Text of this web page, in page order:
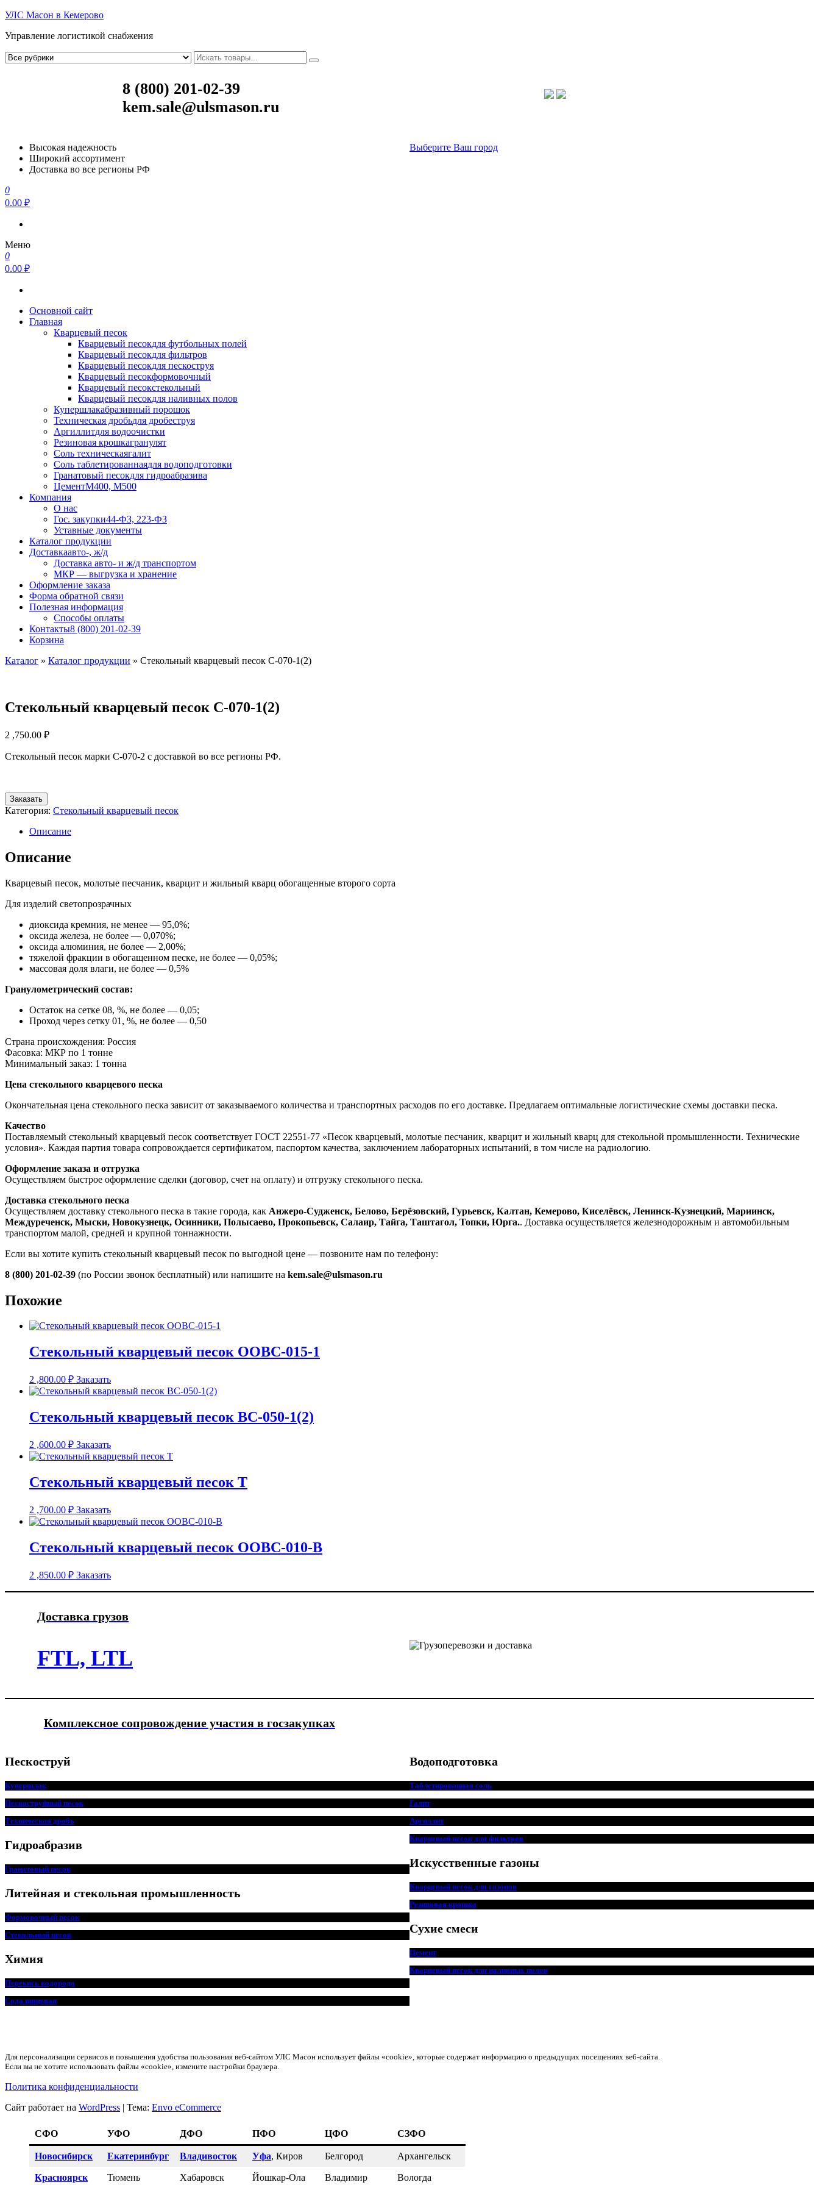
УЛС Масон в Кемерово
Управление логистикой снабжения
8 (800) 201-02-39
kem.sale@ulsmason.ru
Высокая надежность
Широкий ассортимент
Доставка во все регионы РФ
Выберите Ваш город
0
0.00 ₽
Меню
0
0.00 ₽
Основной сайт
Главная
Кварцевый песок
Кварцевый песокдля футбольных полей
Кварцевый песокдля фильтров
Кварцевый песокдля пескоструя
Кварцевый песокформовочный
Кварцевый песокстекольный
Кварцевый песокдля наливных полов
Купершлакабразивный порошок
Техническая дробьдля дробеструя
Аргиллитдля водоочистки
Резиновая крошкагранулят
Соль техническаягалит
Соль таблетированнаядля водоподготовки
Гранатовый песокдля гидроабразива
ЦементМ400, М500
Компания
О нас
Гос. закупки44-ФЗ, 223-ФЗ
Уставные документы
Каталог продукции
Доставкаавто-, ж/д
Доставка авто- и ж/д транспортом
МКР — выгрузка и хранение
Оформление заказа
Форма обратной связи
Полезная информация
Способы оплаты
Контакты8 (800) 201-02-39
Корзина
Каталог » Каталог продукции » Стекольный кварцевый песок С-070-1(2)
Стекольный кварцевый песок С-070-1(2)
2 ,750.00 ₽
Стекольный песок марки С-070-2 с доставкой во все регионы РФ.
Заказать
Категория: Стекольный кварцевый песок
Описание
Описание
Кварцевый песок, молотые песчаник, кварцит и жильный кварц обогащенные второго сорта
Для изделий светопрозрачных
диоксида кремния, не менее — 95,0%;
оксида железа, не более — 0,070%;
оксида алюминия, не более — 2,00%;
тяжелой фракции в обогащенном песке, не более — 0,05%;
массовая доля влаги, не более — 0,5%
Гранулометрический состав:
Остаток на сетке 08, %, не более — 0,05;
Проход через сетку 01, %, не более — 0,50
Страна происхождения: Россия
Фасовка: МКР по 1 тонне
Минимальный заказ: 1 тонна
Цена стекольного кварцевого песка
Окончательная цена стекольного песка зависит от заказываемого количества и транспортных расходов по его доставке. Предлагаем оптимальные логистические схемы доставки песка.
Качество
Поставляемый стекольный кварцевый песок соответствует ГОСТ 22551-77 «Песок кварцевый, молотые песчаник, кварцит и жильный кварц для стекольной промышленности. Технические
условия». Каждая партия товара сопровождается сертификатом, паспортом качества, заключением лабораторных испытаний, в том числе на радиологию.
Оформление заказа и отгрузка
Осуществляем быстрое оформление сделки (договор, счет на оплату) и отгрузку стекольного песка.
Доставка стекольного песка
Осуществляем доставку стекольного песка в такие города, как Анжеро-Судженск, Белово, Берёзовский, Гурьевск, Калтан, Кемерово, Киселёвск, Ленинск-Кузнецкий, Мариинск,
Междуреченск, Мыски, Новокузнецк, Осинники, Полысаево, Прокопьевск, Салаир, Тайга, Таштагол, Топки, Юрга.. Доставка осуществляется железнодорожным и автомобильным
транспортом малой, средней и крупной тоннажности.
Если вы хотите купить стекольный кварцевый песок по выгодной цене — позвоните нам по телефону:
8 (800) 201-02-39 (по России звонок бесплатный) или напишите на kem.sale@ulsmason.ru
Похожие
Стекольный кварцевый песок ООВС-015-1
2 ,800.00 ₽ Заказать
Стекольный кварцевый песок ВС-050-1(2)
2 ,600.00 ₽ Заказать
Стекольный кварцевый песок Т
2 ,700.00 ₽ Заказать
Стекольный кварцевый песок ООВС-010-В
2 ,850.00 ₽ Заказать
Доставка грузов
FTL, LTL
Комплексное сопровождение участия в госзакупках
Пескоструй
Купершлак
Пескоструйный песок
Техническая дробь
Гидроабразив
Гранатовый песок
Литейная и стекольная промышленность
Формовочный песок
Стекольный песок
Химия
Перекись водорода
Сода пищевая
Водоподготовка
Таблетированная соль
Галит
Аргиллит
Кварцевый песок для фильтров
Искусственные газоны
Кварцевый песок для газонов
Резиновая крошка
Сухие смеси
Цемент
Кварцевый песок для наливных полов
Для персонализации сервисов и повышения удобства пользования веб-сайтом УЛС Масон использует файлы «cookie», которые содержат информацию о предыдущих посещениях веб-сайта.
Если вы не хотите использовать файлы «cookie», измените настройки браузера.
Политика конфиденциальности
Сайт работает на WordPress | Тема: Envo eCommerce
СФО УФО ДФО ПФО ЦФО СЗФО
Новосибирск Екатеринбург Владивосток Уфа, Киров Белгород Архангельск
Красноярск Тюмень Хабаровск Йошкар-Ола Владимир Вологда